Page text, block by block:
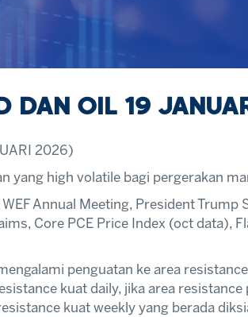
DAN OIL 19
2026)
yang high volatile bagi pergerakan
Annual Meeting, President Trump
Core PCE Price Index (oct data),
penguatan ke area
kuat daily, jika area
kuat weekly yang berada